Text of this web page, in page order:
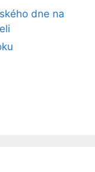
dne na